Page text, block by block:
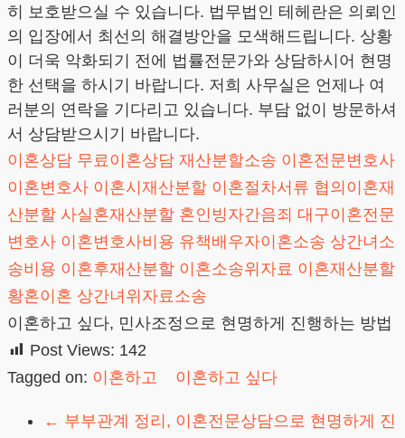
히 보호받으실 수 있습니다. 법무법인 테헤란은 의뢰인
의 입장에서 최선의 해결방안을 모색해드립니다. 상황
이 더욱 악화되기 전에 법률전문가와 상담하시어 현명
한 선택을 하시기 바랍니다. 저희 사무실은 언제나 여
러분의 연락을 기다리고 있습니다. 부담 없이 방문하셔
서 상담받으시기 바랍니다.
이혼상담 무료이혼상담 재산분할소송 이혼전문변호사
이혼변호사 이혼시재산분할 이혼절차서류 협의이혼재
산분할 사실혼재산분할 혼인빙자간음죄 대구이혼전문
변호사 이혼변호사비용 유책배우자이혼소송 상간녀소
송비용 이혼후재산분할 이혼소송위자료 이혼재산분할
황혼이혼 상간녀위자료소송
이혼하고 싶다, 민사조정으로 현명하게 진행하는 방법
Post Views: 142
Tagged on: 이혼하고 이혼하고 싶다
← 부부관계 정리, 이혼전문상담으로 현명하게 진